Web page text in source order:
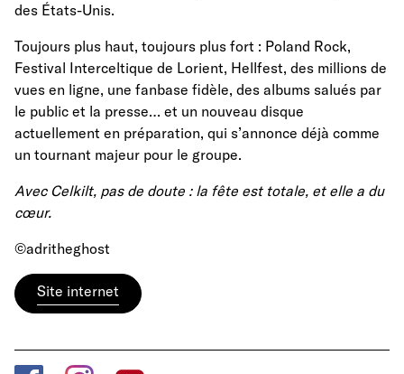
des États-Unis.
Toujours plus haut, toujours plus fort : Poland Rock,
Festival Interceltique de Lorient, Hellfest, des millions de
vues en ligne, une fanbase fidèle, des albums salués par
le public et la presse… et un nouveau disque
actuellement en préparation, qui s’annonce déjà comme
un tournant majeur pour le groupe.
Avec Celkilt, pas de doute : la fête est totale, et elle a du
cœur.
©adritheghost
Site internet